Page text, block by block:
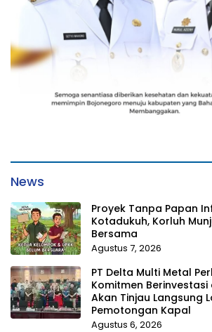
News
Proyek Tanpa Papan
Kotadukuh, Korluh
Bersama
Agustus 7, 2026
PT Delta Multi Metal
Komitmen Berinvestasi
Akan Tinjau Langsung
Pemotongan Kapal
Agustus 6, 2026